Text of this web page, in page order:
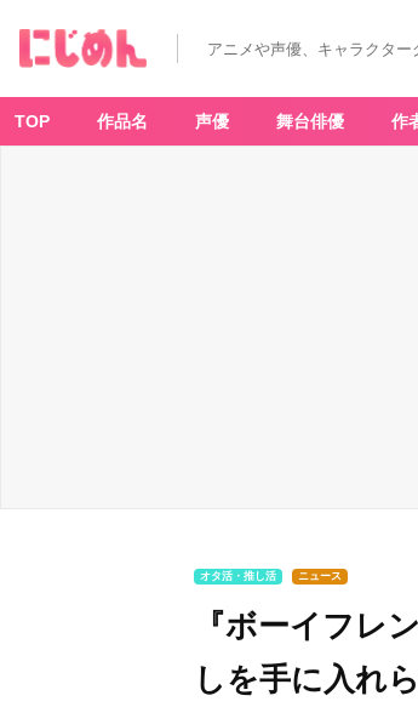
アニメや声優、キャラクタ
TOP 作品名 声優 舞台俳優 作
オタ活・推し活 ニュース
『ボーイフレ
しを手に入れ